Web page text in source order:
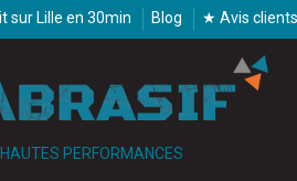
sur Lille en 30min Blog ★ Avis
PERFORMANCES